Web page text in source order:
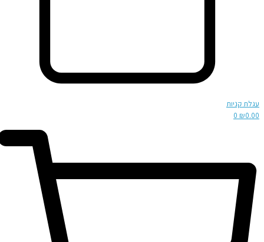
עגלת קניות
₪0.00
0